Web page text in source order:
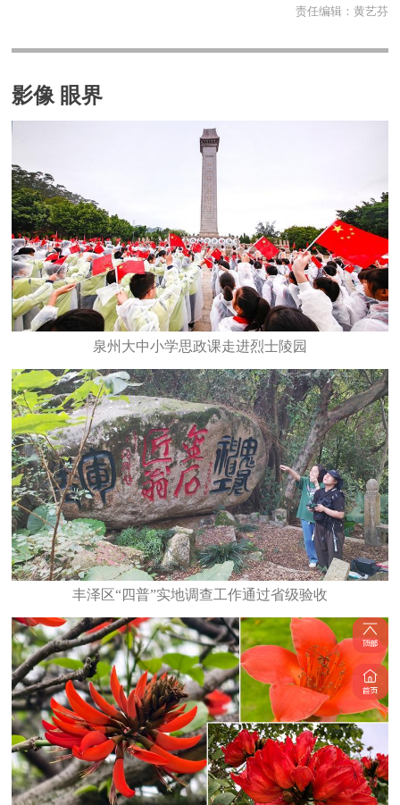
责任编辑： 黄艺芬
影像 眼界
泉州大中小学思政课走进烈士陵园
丰泽区“四普”实地调查工作通过省级验收